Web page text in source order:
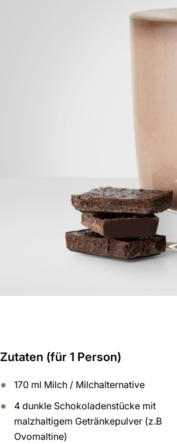
Zutaten (für 1 Person)
170 ml Milch / Milchalternative
4 dunkle Schokoladenstücke mit
malzhaltigem Getränkepulver (z.B
Ovomaltine)